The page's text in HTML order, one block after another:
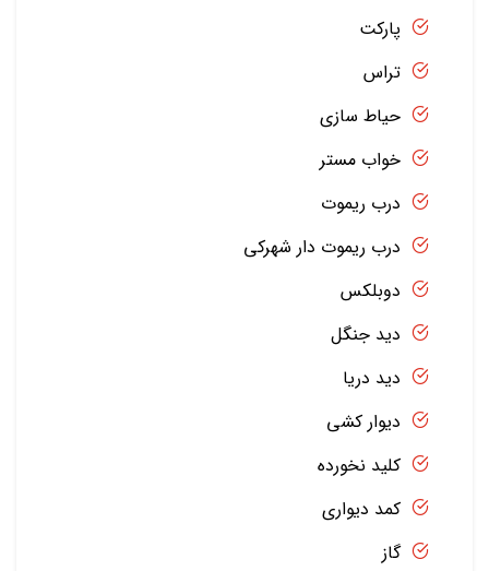
پارکت
تراس
حیاط سازی
خواب مستر
درب ریموت
درب ریموت دار شهرکی
دوبلکس
دید جنگل
دید دریا
دیوار کشی
کلید نخورده
کمد دیواری
گاز